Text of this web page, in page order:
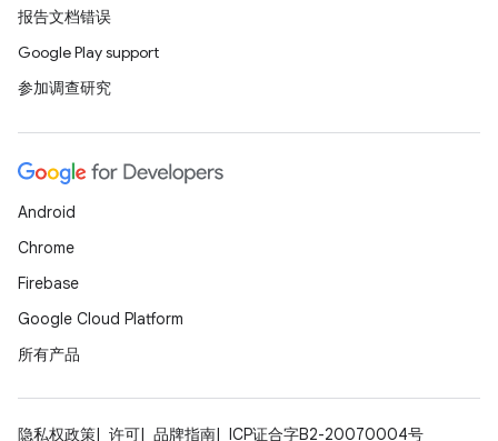
报告文档错误
Google Play support
参加调查研究
Android
Chrome
Firebase
Google Cloud Platform
所有产品
隐私权政策 许可 品牌指南 ICP证合字B2-20070004号